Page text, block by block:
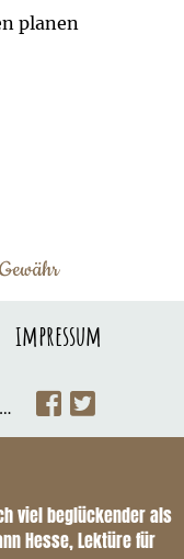
planen
impressum
viel beglückender als
Hesse, Lektüre für